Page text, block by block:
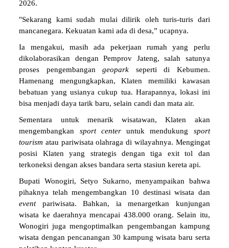
2026.
"Sekarang kami sudah mulai dilirik oleh turis-turis dari
mancanegara. Kekuatan kami ada di desa,” ucapnya.
Ia mengakui, masih ada pekerjaan rumah yang perlu
dikolaborasikan dengan Pemprov Jateng, salah satunya
proses pengembangangeopark seperti di Kebumen.
Hamenang mengungkapkan, Klaten memiliki kawasan
bebatuan yang usianya cukup tua. Harapannya, lokasi ini
bisa menjadi daya tarik baru, selain candi dan mata air.
Sementara untuk menarik wisatawan, Klaten akan
mengembangkan sport centeruntuk mendukung sport
tourism atau pariwisata olahraga di wilayahnya. Mengingat
posisi Klaten yang strategis dengan tiga exit tol dan
terkoneksi dengan akses bandara serta stasiun kereta api.
Bupati Wonogiri, Setyo Sukarno, menyampaikan bahwa
pihaknya telah mengembangkan 10 destinasi wisata dan
event pariwisata. Bahkan, ia menargetkan kunjungan
wisata ke daerahnya mencapai 438.000 orang. Selain itu,
Wonogiri juga mengoptimalkan pengembangan kampung
wisata dengan pencanangan 30 kampung wisata baru serta